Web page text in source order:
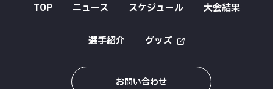
TOP ニュース スケジュール 大会結果
選手紹介 グッズ
お問い合わせ